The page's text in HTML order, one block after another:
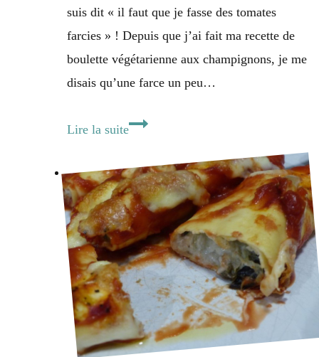
suis dit « il faut que je fasse des tomates
farcies » ! Depuis que j’ai fait ma recette de
boulette végétarienne aux champignons, je me
disais qu’une farce un peu…
Lire la suiteTomates
végétariennes
bluffantes
[voir
véganes]